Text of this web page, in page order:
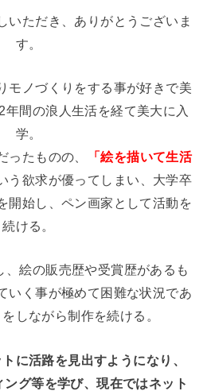
いただき、ありがとうございま
す。
モノづくりをする事が好きで美
間の浪人生活を経て美大に入
学。
ったものの、
「絵を描いて生活
う欲求が優ってしまい、大学卒
開始し、ペン画家として活動を
続ける。
、絵の販売歴や受賞歴があるも
いく事が極めて困難な状況であ
しながら制作を続ける。
に活路を見出すようになり、
グ等を学び、現在ではネット